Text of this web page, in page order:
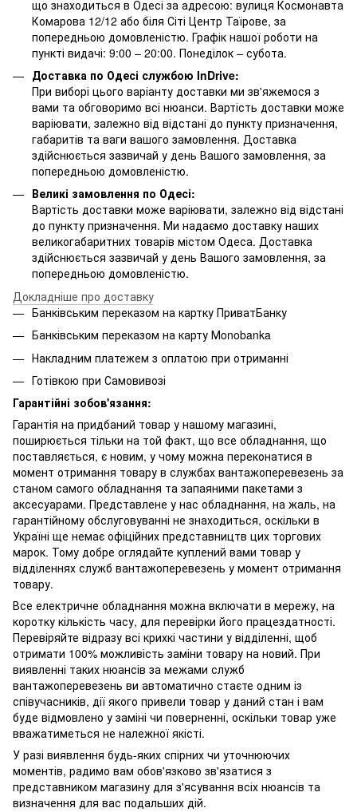
що знаходиться в Одесі за адресою: вулиця Космонавта
Комарова 12/12 або біля Сіті Центр Таїрове, за
попередньою домовленістю. Графік нашої роботи на
пункті видачі: 9:00 – 20:00. Понеділок – субота.
Доставка по Одесі службою InDrive:
При виборі цього варіанту доставки ми зв'яжемося з
вами та обговоримо всі нюанси. Вартість доставки може
варіювати, залежно від відстані до пункту призначення,
габаритів та ваги вашого замовлення. Доставка
здійснюється зазвичай у день Вашого замовлення, за
попередньою домовленістю.
Великі замовлення по Одесі:
Вартість доставки може варіювати, залежно від відстані
до пункту призначення. Ми надаємо доставку наших
великогабаритних товарів містом Одеса. Доставка
здійснюється зазвичай у день Вашого замовлення, за
попередньою домовленістю.
Докладніше про доставку
Банківським переказом на картку ПриватБанку
Банківським переказом на карту Мonobanka
Накладним платежем з оплатою при отриманні
Готівкою при Самовивозі
Гарантійні зобов'язання:
Гарантія на придбаний товар у нашому магазині,
поширюється тільки на той факт, що все обладнання, що
поставляється, є новим, у чому можна переконатися в
момент отримання товару в службах вантажоперевезень за
станом самого обладнання та запаяними пакетами з
аксесуарами. Представлене у нас обладнання, на жаль, на
гарантійному обслуговуванні не знаходиться, оскільки в
Україні ще немає офіційних представництв цих торгових
марок. Тому добре оглядайте куплений вами товар у
відділеннях служб вантажоперевезень у момент отримання
товару.
Все електричне обладнання можна включати в мережу, на
коротку кількість часу, для перевірки його працездатності.
Перевіряйте відразу всі крихкі частини у відділенні, щоб
отримати 100% можливість заміни товару на новий. При
виявленні таких нюансів за межами служб
вантажоперевезень ви автоматично стаєте одним із
співучасників, дії якого привели товар у даний стан і вам
буде відмовлено у заміні чи поверненні, оскільки товар уже
вважатиметься не належної якісті.
У разі виявлення будь-яких спірних чи уточнюючих
моментів, радимо вам обов'язково зв'язатися з
представником магазину для з'ясування всіх нюансів та
визначення для вас подальших дій.